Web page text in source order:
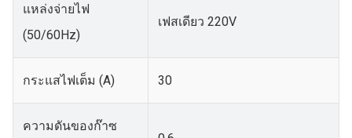
แหล่งจ่ายไฟ
(50/60Hz)
เฟสเดียว 220V
กระแสไฟเต็ม (A) 30
ความดันของก๊าซ